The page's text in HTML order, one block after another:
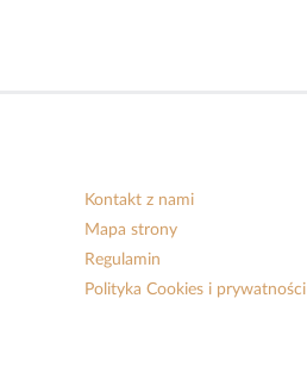
Kontakt z nami
Mapa strony
Regulamin
Polityka Cookies i prywatności